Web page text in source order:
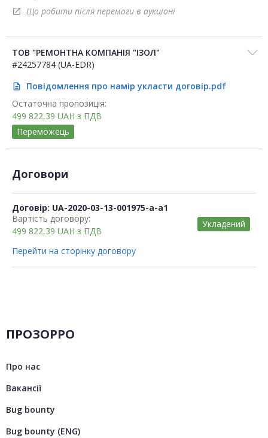
open_in_new Що робити після перемоги в аукціоні
ТОВ "РЕМОНТНА КОМПАНІЯ "ІЗОЛ"
#24257784 (UA-EDR)
description
Повідомлення про намір укласти договір.pdf
Остаточна пропозиція:
499 822,39 UAH з ПДВ
Переможець
Договори
Договір: UA-2020-03-13-001975-a-a1
Вартість договору:
499 822,39 UAH з ПДВ
Укладений
Перейти на сторінку договору
ПРОЗОРРО
Про нас
Вакансії
Bug bounty
Bug bounty (ENG)